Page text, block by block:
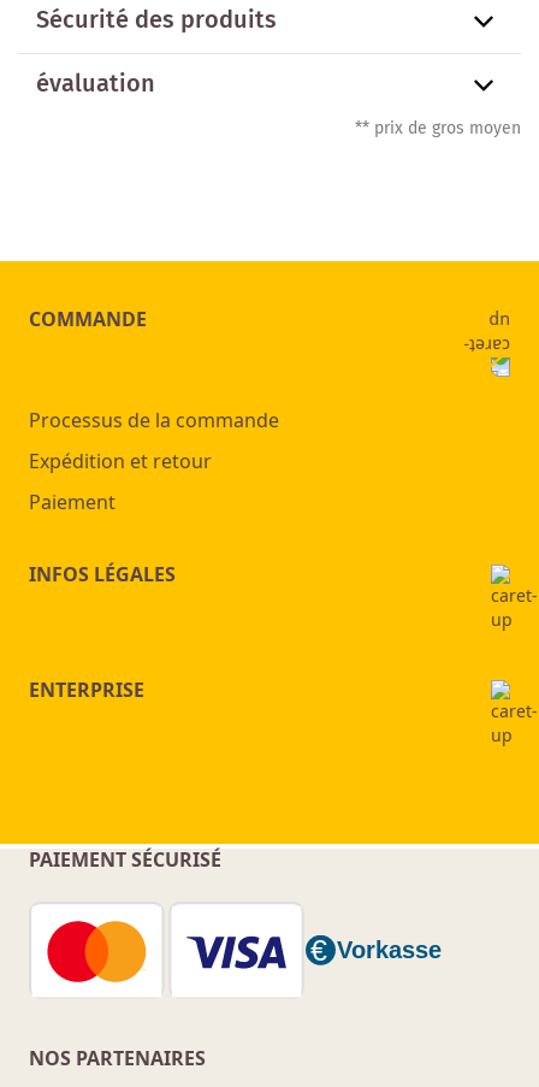
Sécurité des produits
évaluation
** prix de gros moyen
COMMANDE
Processus de la commande
Expédition et retour
Paiement
INFOS LÉGALES
ENTERPRISE
PAIEMENT SÉCURISÉ
NOS PARTENAIRES